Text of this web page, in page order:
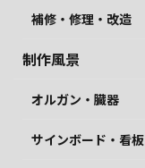
補修・修理・改造
制作風景
オルガン・臓器
サインボード・看板